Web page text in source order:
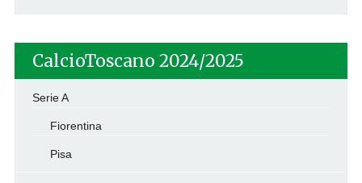
CalcioToscano 2024/2025
Serie A
Fiorentina
Pisa